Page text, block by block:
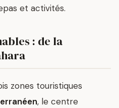
et activités.
: de la
zones touristiques
, le centre